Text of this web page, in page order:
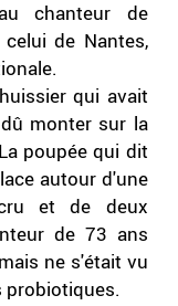
chanteur de
de Nantes,
qui avait
monter sur la
poupée qui dit
autour d'une
et de deux
de 73 ans
ne s'était vu
probiotiques.